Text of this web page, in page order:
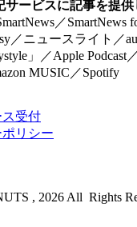
ービスに記事を提供
／SmartNews
／ニュースライト／
」／Apple Podcast
MUSIC／Spotify
受付
リシー
, 2026 All Rights